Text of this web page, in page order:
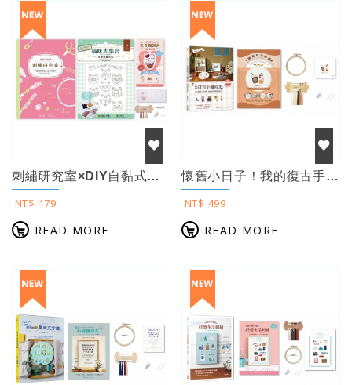
刺繡研究室×DIY自黏式水溶刺繡布貼「貓咪大集合」（超值贈：貓咪甜點屋刺繡別針材...
NT$ 179
READ MORE
懷舊小日子！我的復古手繡時光：35幅雜貨×老物件，繡出歲月流轉的生活印記（附咖啡...
NT$ 499
READ MORE